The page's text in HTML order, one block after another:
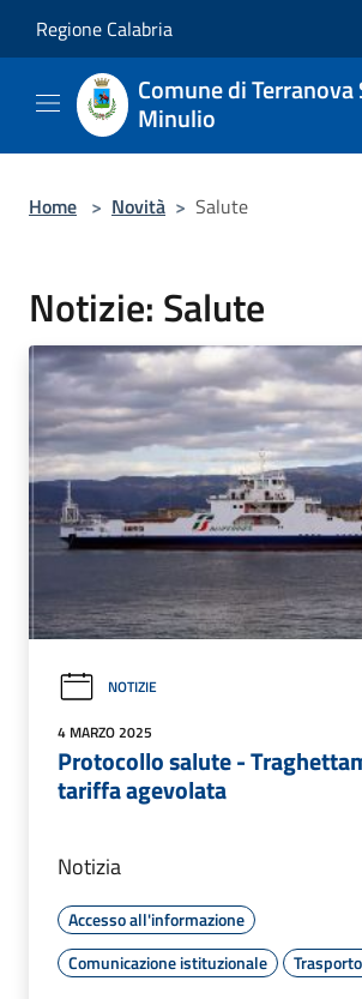
Regione Calabria
Comune di Terranova
Minulio
Home > Novità > Salute
Notizie: Salute
NOTIZIE
4 MARZO 2025
Protocollo salute -
tariffa agevolata
Notizia
Accesso all'informazione
Comunicazione istituzionale